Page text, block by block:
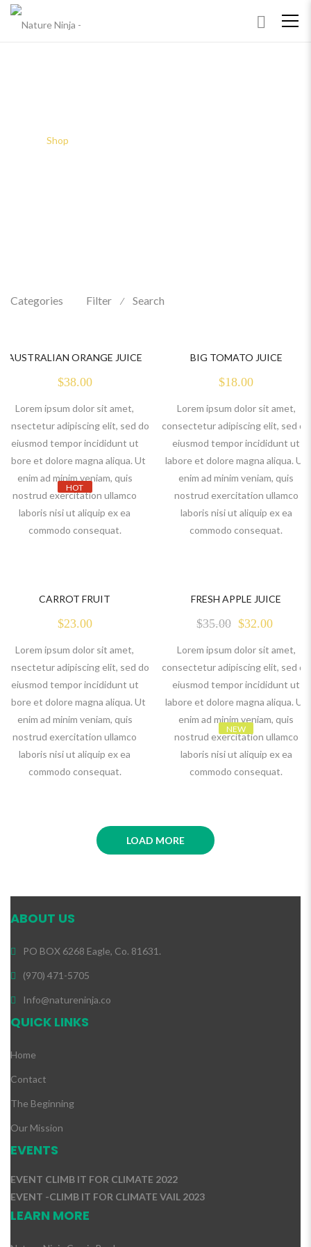
Shop
Categories Filter ⁄ Search
HOT
AUSTRALIAN ORANGE JUICE
$38.00
Lorem ipsum dolor sit amet,
consectetur adipiscing elit, sed do
eiusmod tempor incididunt ut
labore et dolore magna aliqua. Ut
enim ad minim veniam, quis
nostrud exercitation ullamco
laboris nisi ut aliquip ex ea
commodo consequat.
BIG TOMATO JUICE
$18.00
Lorem ipsum dolor sit amet,
consectetur adipiscing elit, sed do
eiusmod tempor incididunt ut
labore et dolore magna aliqua. Ut
enim ad minim veniam, quis
nostrud exercitation ullamco
laboris nisi ut aliquip ex ea
commodo consequat.
CARROT FRUIT
$23.00
Lorem ipsum dolor sit amet,
consectetur adipiscing elit, sed do
eiusmod tempor incididunt ut
labore et dolore magna aliqua. Ut
enim ad minim veniam, quis
nostrud exercitation ullamco
laboris nisi ut aliquip ex ea
commodo consequat.
NEW
FRESH APPLE JUICE
$35.00 Original price
$32.00
Lorem ipsum dolor sit amet,
consectetur adipiscing elit, sed do
eiusmod tempor incididunt ut
labore et dolore magna aliqua. Ut
enim ad minim veniam, quis
nostrud exercitation ullamco
laboris nisi ut aliquip ex ea
commodo consequat.
LOAD MORE
ABOUT US
PO BOX 6268 Eagle, Co. 81631.
(970) 471-5705
Info@natureninja.co
QUICK LINKS
Home
Contact
The Beginning
Our Mission
EVENTS
EVENT CLIMB IT FOR CLIMATE 2022
EVENT -CLIMB IT FOR CLIMATE VAIL 2023
LEARN MORE